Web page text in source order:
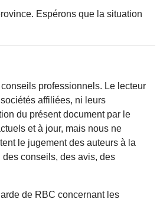
Espérons que la situation
professionnels. Le lecteur
affiliées, ni leurs
du présent document par le
et à jour, mais nous ne
le jugement des auteurs à la
conseils, des avis, des
de RBC concernant les